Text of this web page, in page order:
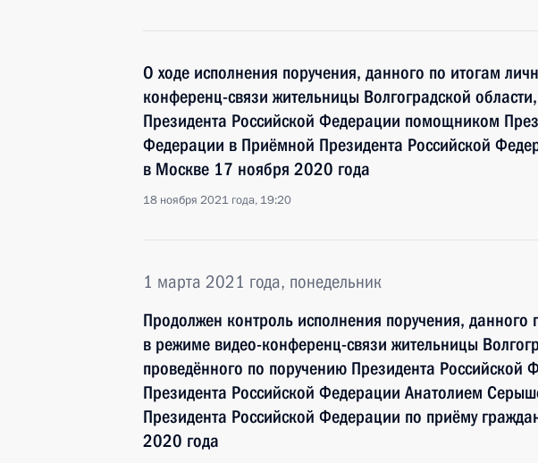
О ходе исполнения поручения, данного по итогам
конференц-связи жительницы Волгоградской
Президента Российской Федерации помощником
Федерации в Приёмной Президента Российской
в Москве 17 ноября 2020 года
18 ноября 2021 года, 19:20
1 марта 2021 года, понедельник
Продолжен контроль исполнения поручения, данного
в режиме видео-конференц-связи жительницы
проведённого по поручению Президента
Президента Российской Федерации Анатолием
Президента Российской Федерации по приёму
2020 года